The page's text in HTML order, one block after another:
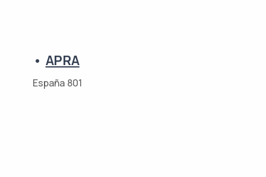
• APRA
España 801